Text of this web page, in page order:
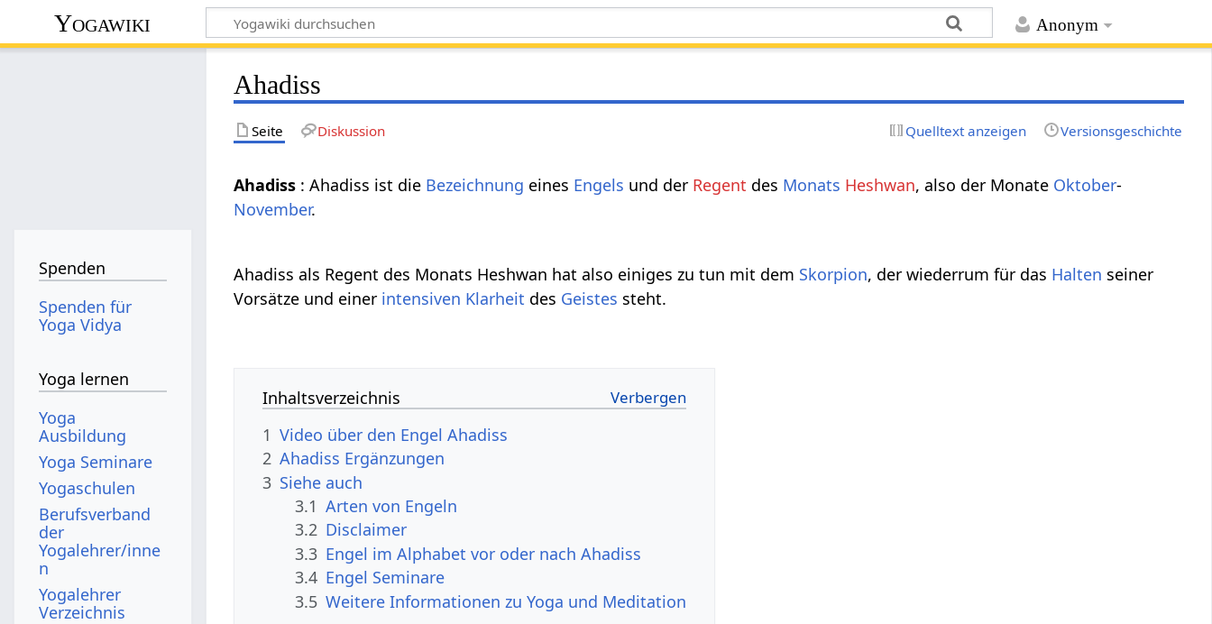
Anonym
Yogawiki
Ahadiss
Seite Diskussion Quelltext anzeigen Versionsgeschichte
Ahadiss : Ahadiss ist die Bezeichnung eines Engels und der Regent des Monats Heshwan, also der Monate Oktober-
November.
Ahadiss als Regent des Monats Heshwan hat also einiges zu tun mit dem Skorpion, der wiederrum für das Halten seiner
Vorsätze und einer intensiven Klarheit des Geistes steht.
Inhaltsverzeichnis
1 Video über den Engel Ahadiss
2 Ahadiss Ergänzungen
3 Siehe auch
3.1 Arten von Engeln
3.2 Disclaimer
3.3 Engel im Alphabet vor oder nach Ahadiss
3.4 Engel Seminare
3.5 Weitere Informationen zu Yoga und Meditation
Spenden
Spenden für
Yoga Vidya
Yoga lernen
Yoga
Ausbildung
Yoga Seminare
Yogaschulen
Berufsverband
der
Yogalehrer/inne
n
Yogalehrer
Verzeichnis